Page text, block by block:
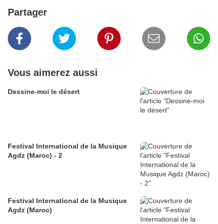
Partager
Vous aimerez aussi
Dessine-moi le désert
Festival International de la Musique
Agdz (Maroc) - 2
Festival International de la Musique
Agdz (Maroc)